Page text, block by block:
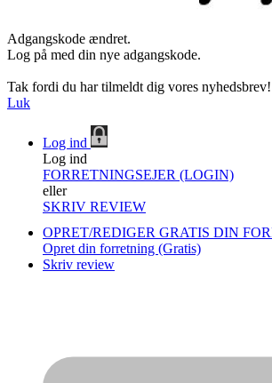
Adgangskode ændret.
Log på med din nye adgangskode.
Tak fordi du har tilmeldt dig vores nyhedsbrev!
Luk
Log ind
Log ind
FORRETNINGSEJER (LOGIN)
eller
SKRIV REVIEW
OPRET/REDIGER GRATIS DIN
Opret din forretning (Gratis)
Skriv review